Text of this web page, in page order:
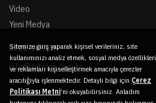
Video
Yeni Medya
BIZE ULAŞIN
info@artoloji.com.tr
Sitemize giriş yaparak kişisel verileriniz, site
kullanımınızı analiz etmek, sosyal medya özellikleri
ve reklamları kişiselleştirmek amacıyla çerezler
aracılığıyla işlenmektedir. Detaylı bilgi için Çerez
Politikası Metni’ni okuyabilirsiniz. Anladım